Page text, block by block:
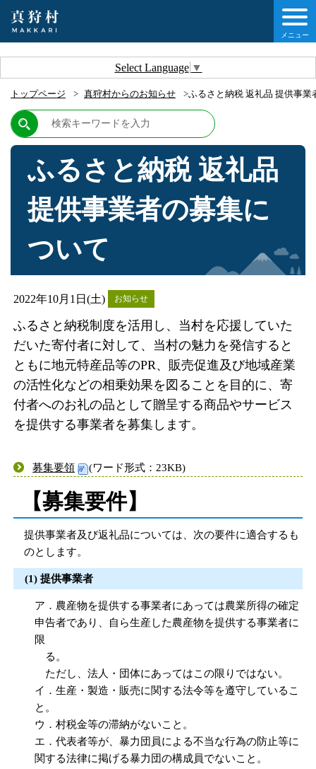
Select Language ▼
メニュー
トップページ 真狩村からのお知らせ ふるさと納税 返礼品 提供事業
ふるさと納税 返礼品
提供事業者の募集に
ついて
2022年10月1日(土) お知らせ
ふるさと納税制度を活用し、当村を応援していた
だいた寄付者に対して、当村の魅力を発信すると
ともに地元特産品等のPR、販売促進及び地域産業
の活性化などの相乗効果を図ることを目的に、寄
付者へのお礼の品として贈呈する商品やサービス
を提供する事業者を募集します。
募集要領 (ワード形式：23KB)
【募集要件】
提供事業者及び返礼品については、次の要件に適合するも
のとします。
(1) 提供事業者
ア．農産物を提供する事業者にあっては農業所得の確定
申告者であり、自ら生産した農産物を提供する事業者に
限
る。
ただし、法人・団体にあってはこの限りではない。
イ．生産・製造・販売に関する法令等を遵守しているこ
と。
ウ．村税金等の滞納がないこと。
エ．代表者等が、暴力団員による不当な行為の防止等に
関する法律に掲げる暴力団の構成員でないこと。
の情報
報
について
移住・定住ガイド